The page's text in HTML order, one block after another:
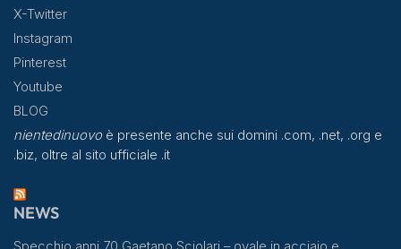
X-Twitter
Instagram
Pinterest
Youtube
BLOG
nientedinuovoè presente anche sui domini .com, .net, .org e
.biz, oltre al sito ufficiale .it
NEWS